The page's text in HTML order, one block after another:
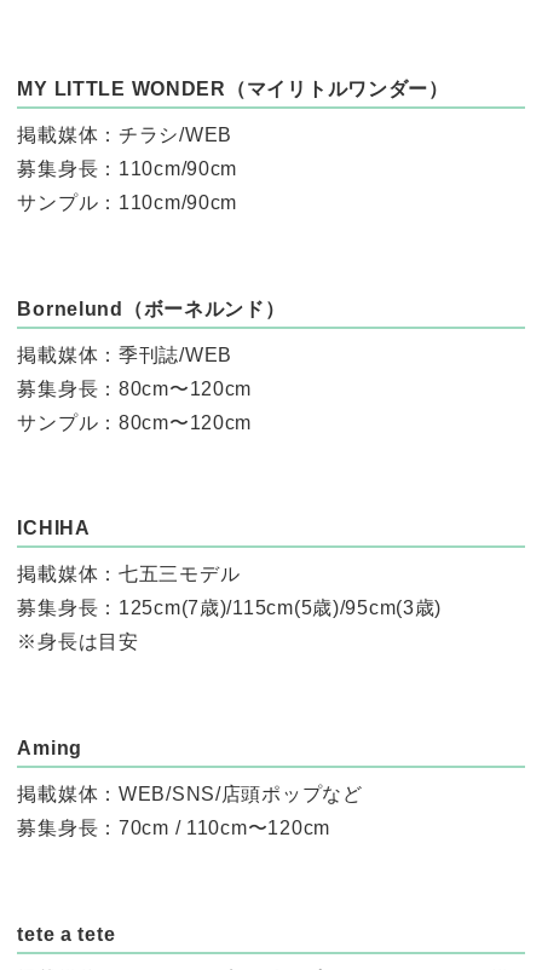
MY LITTLE WONDER（マイリトルワンダー）
掲載媒体：チラシ/WEB
募集身長：110cm/90cm
サンプル：110cm/90cm
Bornelund（ボーネルンド）
掲載媒体：季刊誌/WEB
募集身長：80cm〜120cm
サンプル：80cm〜120cm
ICHIHA
掲載媒体：七五三モデル
募集身長：125cm(7歳)/115cm(5歳)/95cm(3歳)
※身長は目安
Aming
掲載媒体：WEB/SNS/店頭ポップなど
募集身長：70cm / 110cm〜120cm
tete a tete